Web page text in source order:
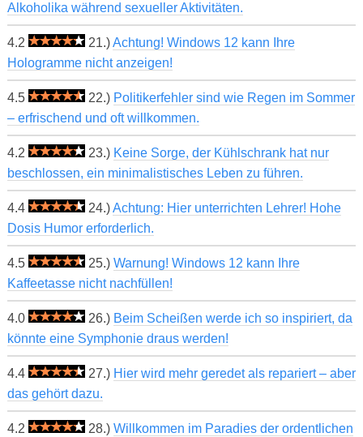
Alkoholika während sexueller Aktivitäten.
4.2 21.)Achtung! Windows 12 kann Ihre
Hologramme nicht anzeigen!
4.5 22.) Politikerfehler sind wie Regen im Sommer
– erfrischend und oft willkommen.
4.2 23.) Keine Sorge, der Kühlschrank hat nur
beschlossen, ein minimalistisches Leben zu führen.
4.4 24.)Achtung: Hier unterrichten Lehrer! Hohe
Dosis Humor erforderlich.
4.5 25.) Warnung! Windows 12 kann Ihre
Kaffeetasse nicht nachfüllen!
4.0 26.) Beim Scheißen werde ich so inspiriert, da
könnte eine Symphonie draus werden!
4.4 27.) Hier wird mehr geredet als repariert – aber
das gehört dazu.
4.2 28.) Willkommen im Paradies der ordentlichen